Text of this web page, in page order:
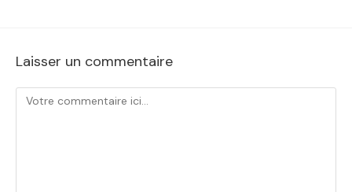
Laisser un commentaire